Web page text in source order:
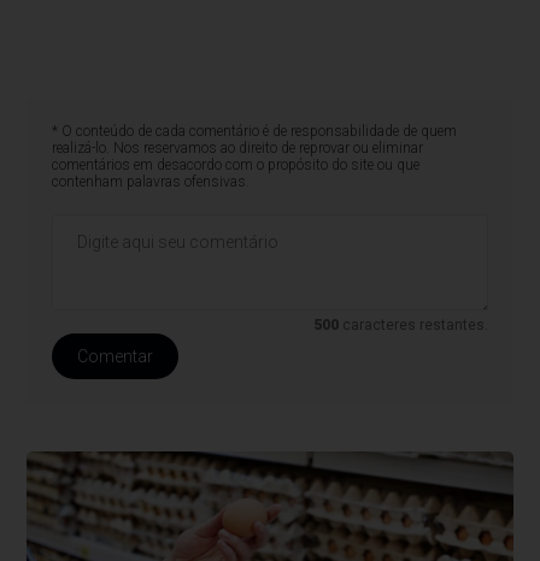
* O conteúdo de cada comentário é de responsabilidade de quem
realizá-lo. Nos reservamos ao direito de reprovar ou eliminar
comentários em desacordo com o propósito do site ou que
contenham palavras ofensivas.
500 caracteres restantes.
Comentar